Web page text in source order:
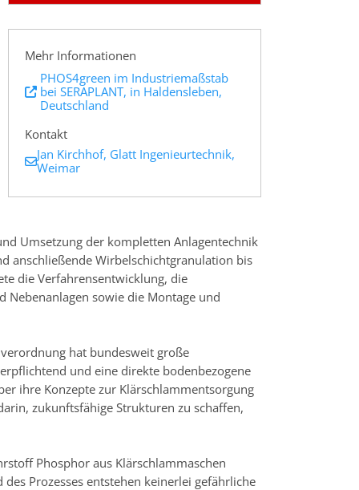
Mehr Informationen
PHOS4green im Industriemaßstab
bei SERAPLANT, in Haldensleben,
Deutschland
Kontakt
Jan Kirchhof, Glatt Ingenieurtechnik,
Weimar
Umsetzung der kompletten Anlagentechnik
anschließende Wirbelschichtgranulation bis
die Verfahrensentwicklung, die
Nebenanlagen sowie die Montage und
hat bundesweit große
und eine direkte bodenbezogene
ihre Konzepte zur Klärschlammentsorgung
zukunftsfähige Strukturen zu schaffen,
Phosphor aus Klärschlammaschen
Prozesses entstehen keinerlei gefährliche